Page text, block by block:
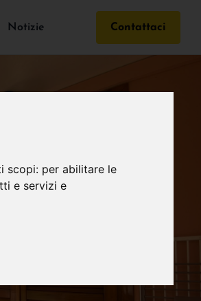
scopi: per abilitare le
e servizi e
Notizie Contattaci